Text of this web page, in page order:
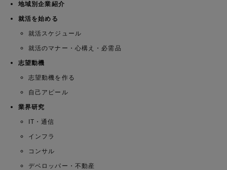
地域別企業紹介
就活を始める
就活スケジュール
就活のマナー・心構え・必需品
志望動機
志望動機を作る
自己アピール
業界研究
IT・通信
インフラ
コンサル
デベロッパー・不動産